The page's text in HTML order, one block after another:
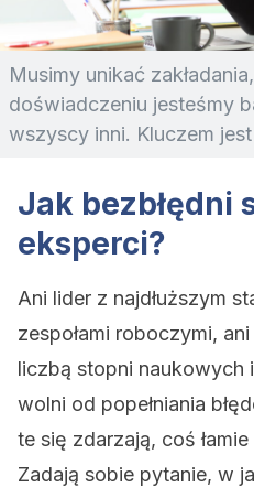
Musimy unikać
doświadczeniu jesteśmy
wszyscy inni. Kluczem
Jak bezbłędni
eksperci?
Ani lider z najdłuższym
zespołami roboczymi,
liczbą stopni naukowych
wolni od popełniania
te się zdarzają, coś
Zadają sobie pytanie, w